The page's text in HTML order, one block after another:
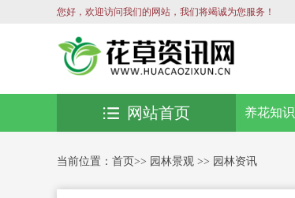
您好，欢迎访问我们的网站，我们将竭诚为您服务！
养花知识
网站首页
当前位置： 首页>> 园林景观 >> 园林资讯